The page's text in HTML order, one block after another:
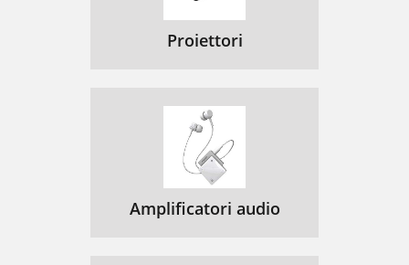
Proiettori
Amplificatori audio